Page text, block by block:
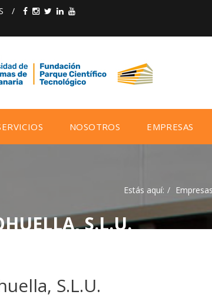
/
NOSOTROS EMPRESAS
S.L.U.
Estás aquí: Empresas
S.L.U.